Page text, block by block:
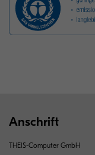
Anschrift
THEIS-Computer GmbH